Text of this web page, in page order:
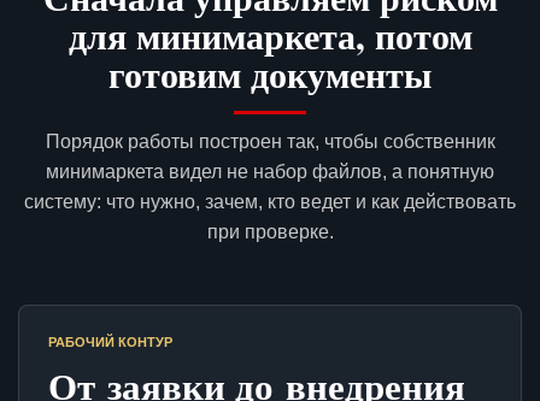
для минимаркета, потом
готовим документы
Порядок работы построен так, чтобы собственник
минимаркета видел не набор файлов, а понятную
систему: что нужно, зачем, кто ведет и как действовать
при проверке.
РАБОЧИЙ КОНТУР
От заявки до внедрения